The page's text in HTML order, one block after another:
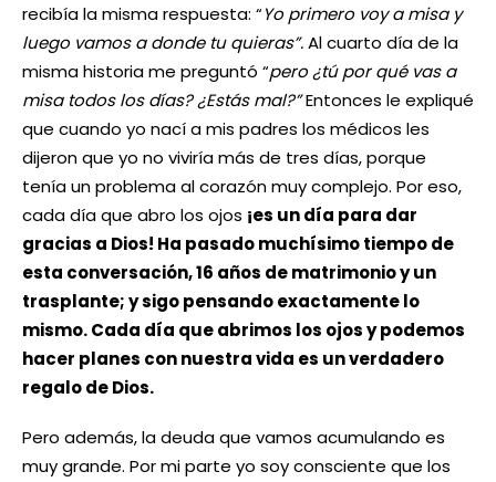
recibía la misma respuesta: “Yo primero voy a misa y
luego vamos a donde tu quieras”.Al cuarto día de la
misma historia me preguntó “pero ¿tú por qué vas a
misa todos los días? ¿Estás mal?”Entonces le expliqué
que cuando yo nací a mis padres los médicos les
dijeron que yo no viviría más de tres días, porque
tenía un problema al corazón muy complejo. Por eso,
cada día que abro los ojos ¡es un día para dar
gracias a Dios! Ha pasado muchísimo tiempo de
esta conversación, 16 años de matrimonio y un
trasplante; y sigo pensando exactamente lo
mismo. Cada día que abrimos los ojos y podemos
hacer planes con nuestra vida es un verdadero
regalo de Dios.
Pero además, la deuda que vamos acumulando es
muy grande. Por mi parte yo soy consciente que los